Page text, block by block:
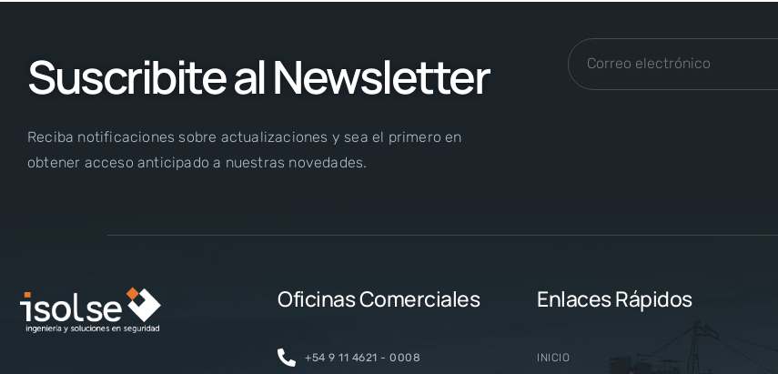
Suscribite al Newsletter
Reciba notificaciones sobre actualizaciones y sea el primero en
obtener acceso anticipado a nuestras novedades.
Oficinas Comerciales
+54 9 11 4621 - 0008
Enlaces Rápidos
INICIO